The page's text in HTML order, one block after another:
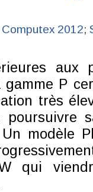
Computex 2012;
aux
P
très
poursuivre
modèle
qui